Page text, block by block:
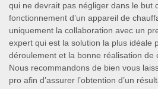
qui ne devrait pas négliger dans le but
fonctionnement d’un appareil de
uniquement la collaboration avec un
expert qui est la solution la plus idéale
déroulement et la bonne réalisation de
Nous recommandons de bien vous
pro afin d’assurer l’obtention d’un